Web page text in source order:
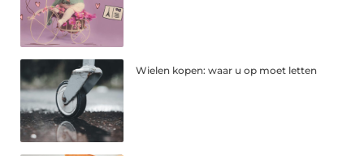
Wielen kopen: waar u op moet letten